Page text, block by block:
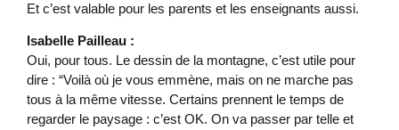
Et c’est valable pour les parents et les enseignants aussi.
Isabelle Pailleau :
Oui, pour tous. Le dessin de la montagne, c’est utile pour
dire : “Voilà où je vous emmène, mais on ne marche pas
tous à la même vitesse. Certains prennent le temps de
regarder le paysage : c’est OK. On va passer par telle et